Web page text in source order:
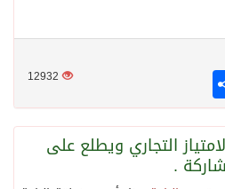
12932
التجاري ويطلع على
.